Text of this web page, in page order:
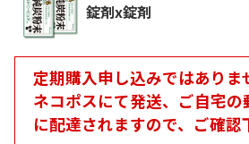
書籍
錠剤x錠剤
定期購入申し込みではありま
ネコポスにて発送、ご自宅の
に配達されますので、ご確認